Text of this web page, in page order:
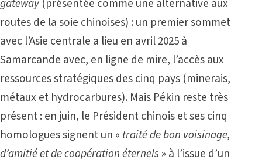
gateway (présentée comme une alternative aux
routes de la soie chinoises) : un premier sommet
avec l’Asie centrale a lieu en avril 2025 à
Samarcande avec, en ligne de mire, l’accès aux
ressources stratégiques des cinq pays (minerais,
métaux et hydrocarbures). Mais Pékin reste très
présent : en juin, le Président chinois et ses cinq
homologues signent un « traité de bon voisinage,
d’amitié et de coopération éternels » à l’issue d’un